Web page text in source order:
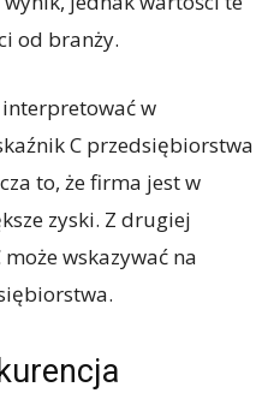
od branży.
w
C przedsiębiorstwa
to, że firma jest w
zyski. Z drugiej
wskazywać na